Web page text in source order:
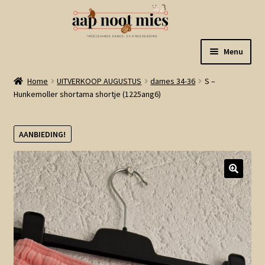
naar
navigatie
de
inhoud
Menu
Welkom
Winkel
Mijn account
Winkelmand
Linkjes
Home UITVERKOOP AUGUSTUS dames 34-36
S –
Hunkemoller shortama shortje (1225ang6)
AANBIEDING!